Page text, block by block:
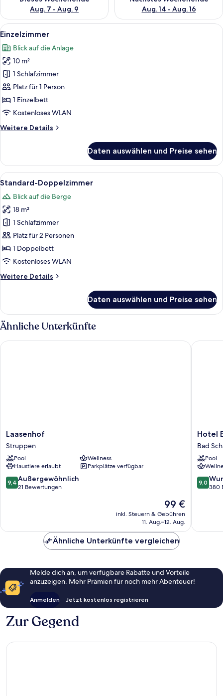
Aug. 7 - Aug. 9
Aug. 14 - Aug. 16
Alle
Fotos
für
Einzelzimmer
anzeigen
Ein Hotelzimmer mit Bett, Sessel,
3
Einzelzimmer
Blick auf die Anlage
10 m²
1 Schlafzimmer
Platz für 1 Person
1 Einzelbett
Kostenloses WLAN
Weitere Details
Weitere
Daten auswählen und Preise sehen
Alle
Fotos
für
Standard-
Doppelzimmer
anzeigen
Ein Hotelzimmer mit Bett,
7
Standard-Doppelzimmer
Blick auf die Berge
18 m²
1 Schlafzimmer
Platz für 2 Personen
1 Doppelbett
Kostenloses WLAN
Weitere Details
Weitere
Doppelzimmer
Daten auswählen und Preise sehen
Ähnliche Unterkünfte
Laasenhof
Struppen
Laasenhof
Struppen
Pool
Wellness
Haustiere erlaubt
Parkplätze verfügbar
9.4
von
9,4 Außergewöhnlich
21 Bewertungen
Der
Preis
beträgt
99 €
inkl. Steuern & Gebühren
11. Aug.–12. Aug.
Laasenhof
Hotel
an
der
Therme
Bad
Hotel
Bad
Pool
9.0
von
9,0
380
Hotel
Ähnliche Unterkünfte vergleichen
Melde dich an, um verfügbare Rabatte und Vorteile
anzuzeigen. Mehr Prämien für noch mehr Abenteuer!
Anmelden Jetzt kostenlos registrieren
Zur Gegend